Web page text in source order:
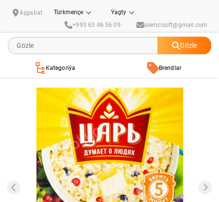
Aşgabat Türkmençe
Ýagty
+993 63 46 56 09
alemcisoft@gmail.com
Gözle
Kategoriýa Brendlar